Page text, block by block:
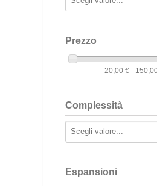
Prezzo
20,00 € -
Complessità
Espansioni